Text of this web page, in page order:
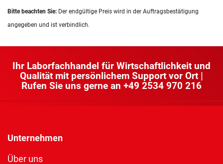
Bitte beachten Sie: Der endgültige Preis wird in der Auftragsbestätigung
angegeben und ist verbindlich.
Ihr Laborfachhandel für Wirtschaftlichkeit und
Qualität mit persönlichem Support vor Ort |
Rufen Sie uns gerne an +49 2534 970 216
Unternehmen
Über uns